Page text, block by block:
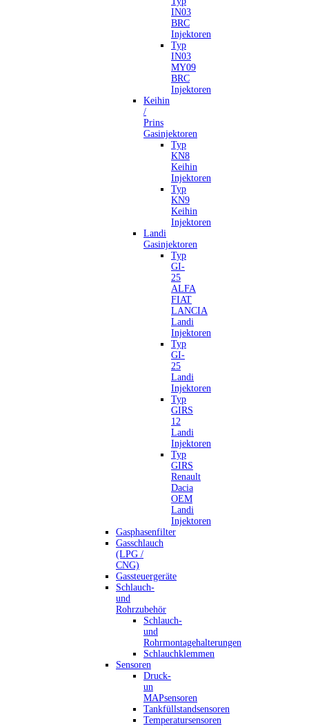
IN03
BRC
Injektoren
Typ
IN03
MY09
BRC
Injektoren
Keihin
/
Prins
Gasinjektoren
Typ
KN8
Keihin
Injektoren
Typ
KN9
Keihin
Injektoren
Landi
Gasinjektoren
Typ
GI-
25
ALFA
FIAT
LANCIA
Landi
Injektoren
Typ
GI-
25
Landi
Injektoren
Typ
GIRS
12
Landi
Injektoren
Typ
GIRS
Renault
Dacia
OEM
Landi
Injektoren
Gasphasenfilter
Gasschlauch
(LPG /
CNG)
Gassteuergeräte
Schlauch-
und
Rohrzubehör
Schlauch-
und
Rohrmontagehalterungen
Schlauchklemmen
Sensoren
Druck-
un
MAPsensoren
Tankfüllstandsensoren
Temperatursensoren